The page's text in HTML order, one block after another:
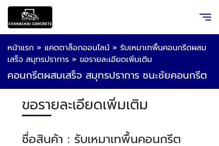
หน้าแรก » แคตตาล็อกออนไลน์ » รับเหมาเทพื้นคอนกรีตผสม
เสร็จ สมุทรปราการ » ขอรายละเอียดเพิ่มเติม
คอนกรีตผสมเสร็จ สมุทรปราการ ชนะชัยคอนกรีต
ขอรายละเอียดเพิ่มเติม
ชื่อสินค้า : รับเหมาเทพื้นคอนกรีต